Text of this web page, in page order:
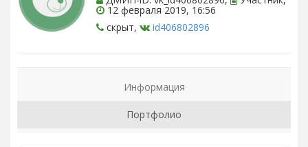
12 февраля 2019, 16:56
скрыт,
id406802896
Информация
Портфолио